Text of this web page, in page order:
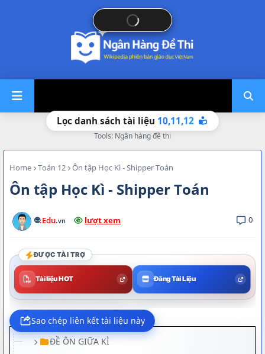
Lọc danh sách tài liệu 10,11,12
Tools: Ngân hàng đề thi
Home Toán 12 Ôn tập Học Kì - Shipper Toán
Ôn tập Học Kì - Shipper Toán
🌐.Edu.vn lượt xem 0
ĐƯỢC TÀI TRỢ
Tài liệu HOT Đăng Tài Liệu
ĐỀ ÔN GIỮA KÌ